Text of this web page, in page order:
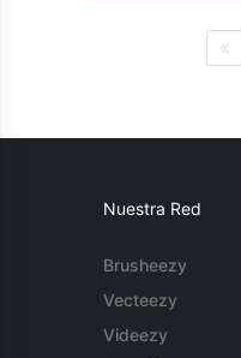
Nuestra Red
Brusheezy
Vecteezy
Videezy